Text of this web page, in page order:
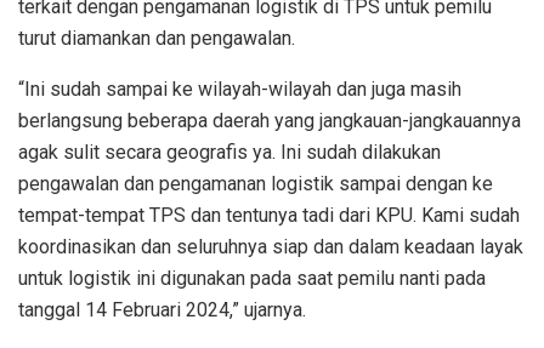
terkait dengan pengamanan logistik di TPS untuk pemilu
turut diamankan dan pengawalan.
“Ini sudah sampai ke wilayah-wilayah dan juga masih
berlangsung beberapa daerah yang jangkauan-jangkauannya
agak sulit secara geografis ya. Ini sudah dilakukan
pengawalan dan pengamanan logistik sampai dengan ke
tempat-tempat TPS dan tentunya tadi dari KPU. Kami sudah
koordinasikan dan seluruhnya siap dan dalam keadaan layak
untuk logistik ini digunakan pada saat pemilu nanti pada
tanggal 14 Februari 2024,” ujarnya.